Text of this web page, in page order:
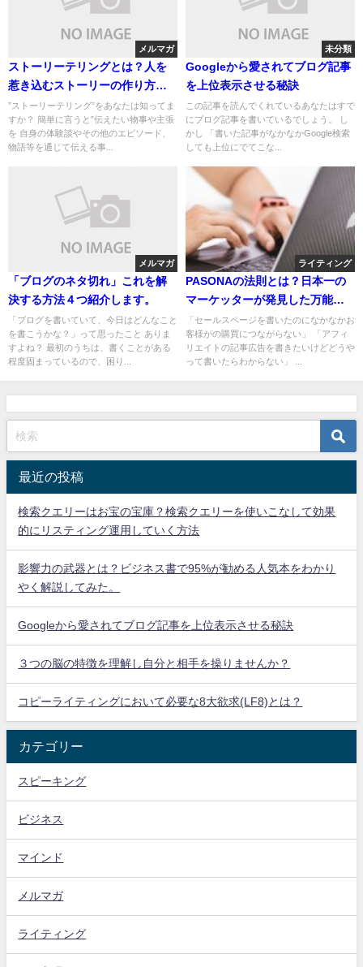
メルマガ
ストーリーテリングとは？人を
惹き込むストーリーの作り方を
解説します。
”ストーリーテリング”をあなたは知ってま
すか？ 簡単に言うと”伝えたい物事や主張
を 自身の体験談やその他のエピソード、
物語等を通じて伝える事...
未分類
Googleから愛されてブログ記事
を上位表示させる秘訣
この記事を読んでくれているあなたはすで
にブログ記事を書いているでしょう。 し
かし 「書いた記事がなかなかGoogle検索
しても上位にでてこな...
メルマガ
「ブログのネタ切れ」これを解
決する方法４つ紹介します。
「ブログを書いていて、今日はどんなこと
を書こうかな？」って思ったこと ありま
すよね？ 最初のうちは、書くことがある
程度固まっているので、困り...
ライティング
PASONAの法則とは？日本一の
マーケッターが発見した万能型
テンプレート
「セールスページを書いたのになかなかお
客様がの購買につながらない」 「アフィ
リエイトの記事広告を書きたいけどどうや
って書いたらわからない」 ...
最近の投稿
検索クエリーはお宝の宝庫？検索クエリーを使いこなして効果
的にリスティング運用していく方法
影響力の武器とは？ビジネス書で95%が勧める人気本をわかり
やく解説してみた。
Googleから愛されてブログ記事を上位表示させる秘訣
３つの脳の特徴を理解し自分と相手を操りませんか？
コピーライティングにおいて必要な8大欲求(LF8)とは？
カテゴリー
スピーキング
ビジネス
マインド
メルマガ
ライティング